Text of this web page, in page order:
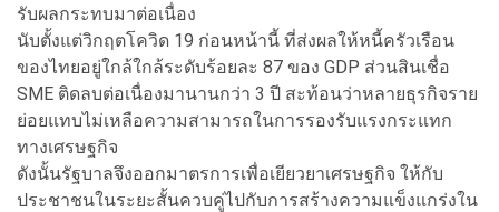
รับผลกระทบมาต่อเนื่อง
นับตั้งแต่วิกฤตโควิด 19 ก่อนหน้านี้ ที่ส่งผลให้หนี้ครัวเรือน
ของไทยอยู่ใกล้ใกล้ระดับร้อยละ 87 ของ GDP ส่วนสินเชื่อ
SME ติดลบต่อเนื่องมานานกว่า 3 ปี สะท้อนว่าหลายธุรกิจราย
ย่อยแทบไม่เหลือความสามารถในการรองรับแรงกระแทก
ทางเศรษฐกิจ
ดังนั้นรัฐบาลจึงออกมาตรการเพื่อเยียวยาเศรษฐกิจ ให้กับ
ประชาชนในระยะสั้นควบคู่ไปกับการสร้างความแข็งแกร่งใน